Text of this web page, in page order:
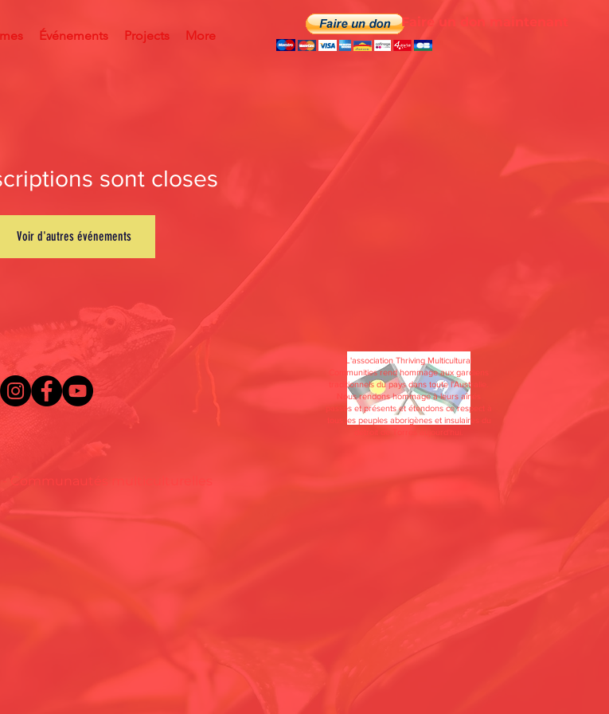
Événements Projects More
Faire un don maintenant
sont closes
Voir d'autres événements
L'association Thriving Multicultural
Communities rend hommage aux gardiens
traditionnels du pays dans toute l'Australie.
Nous rendons hommage à leurs aînés
passés et présents et étendons ce respect à
tous les peuples aborigènes et insulaires du
- Communautés multiculturelles